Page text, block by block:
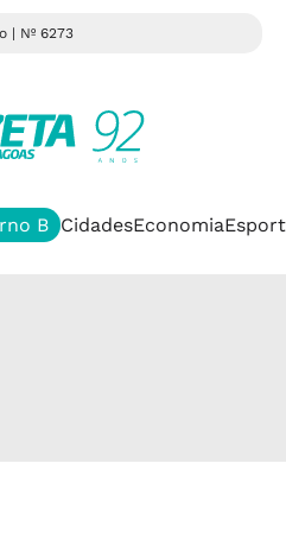
| Nº 6273
B CidadesEconomia